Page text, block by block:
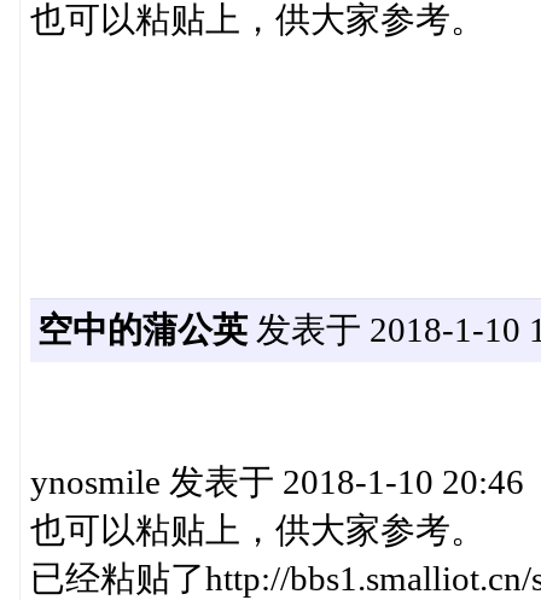
也可以粘贴上，供大家参考。
空中的蒲公英发表于 2018-1-10
ynosmile 发表于 2018-1-10 20:46
也可以粘贴上，供大家参考。
已经粘贴了http://